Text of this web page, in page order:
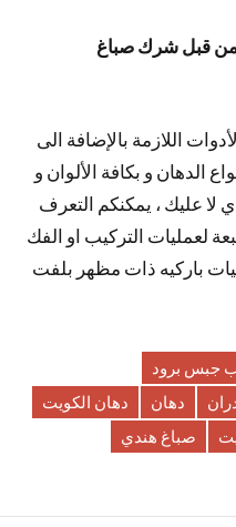
من قبل شرك صباغ
اللازمة بالإضافة الى
الدهان و بكافة الألوان و
لا عليك ، يمكنكم التعرف
لعمليات التركيب او الفك
باركيه ذات مظهر بلفت
جبس برود
دهان
دهان الكويت
صباغ هندي